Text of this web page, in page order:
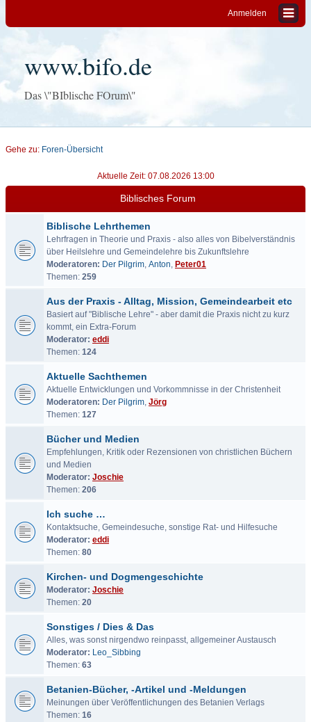
Anmelden
www.bifo.de
Das \"BIblische FOrum\"
Gehe zu: Foren-Übersicht
Aktuelle Zeit: 07.08.2026 13:00
Biblisches Forum
Biblische Lehrthemen
Lehrfragen in Theorie und Praxis - also alles von Bibelverständnis
über Heilslehre und Gemeindelehre bis Zukunftslehre
Moderatoren: Der Pilgrim, Anton, Peter01
Themen: 259
Aus der Praxis - Alltag, Mission, Gemeindearbeit etc
Basiert auf "Biblische Lehre" - aber damit die Praxis nicht zu kurz
kommt, ein Extra-Forum
Moderator: eddi
Themen: 124
Aktuelle Sachthemen
Aktuelle Entwicklungen und Vorkommnisse in der Christenheit
Moderatoren: Der Pilgrim, Jörg
Themen: 127
Bücher und Medien
Empfehlungen, Kritik oder Rezensionen von christlichen Büchern
und Medien
Moderator: Joschie
Themen: 206
Ich suche …
Kontaktsuche, Gemeindesuche, sonstige Rat- und Hilfesuche
Moderator: eddi
Themen: 80
Kirchen- und Dogmengeschichte
Moderator: Joschie
Themen: 20
Sonstiges / Dies & Das
Alles, was sonst nirgendwo reinpasst, allgemeiner Austausch
Moderator: Leo_Sibbing
Themen: 63
Betanien-Bücher, -Artikel und -Meldungen
Meinungen über Veröffentlichungen des Betanien Verlags
Themen: 16